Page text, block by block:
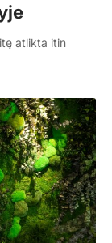
atlikta itin